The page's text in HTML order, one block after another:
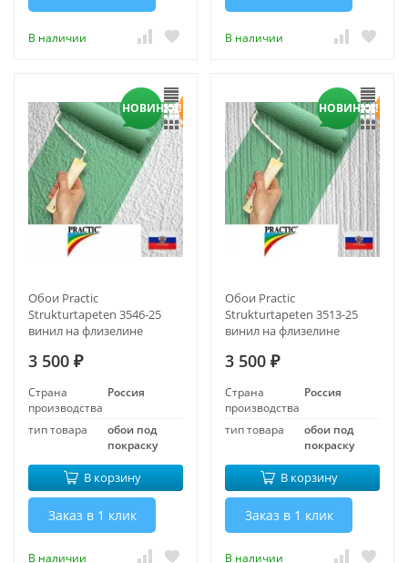
В наличии В наличии
НОВИНКА!
Обои Practic
Strukturtapeten 3546-25
винил на флизелине
3 500 ₽
Страна
производства
Россия
тип товара
обои под
покраску
В корзину
Заказ в 1 клик
В наличии
НОВИНКА!
Обои Practic
Strukturtapeten 3513-25
винил на флизелине
3 500 ₽
Страна
производства
Россия
тип товара
обои под
покраску
В корзину
Заказ в 1 клик
В наличии